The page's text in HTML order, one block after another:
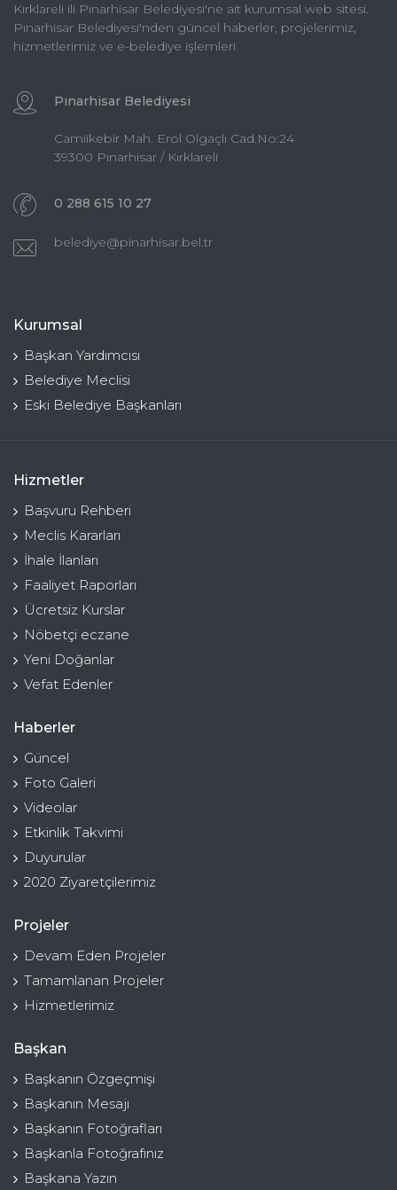
Kırklareli ili Pınarhisar Belediyesi'ne ait kurumsal web sitesi.
Pınarhisar Belediyesi'nden güncel haberler, projelerimiz,
hizmetlerimiz ve e-belediye işlemleri
Pınarhisar Belediyesi
Camiikebir Mah. Erol Olgaçlı Cad.No:24
39300 Pınarhisar / Kırklareli
0 288 615 10 27
belediye@pinarhisar.bel.tr
Kurumsal
Başkan Yardımcısı
Belediye Meclisi
Eski Belediye Başkanları
Hizmetler
Başvuru Rehberi
Meclis Kararları
İhale İlanları
Faaliyet Raporları
Ücretsiz Kurslar
Nöbetçi eczane
Yeni Doğanlar
Vefat Edenler
Haberler
Güncel
Foto Galeri
Videolar
Etkinlik Takvimi
Duyurular
2020 Ziyaretçilerimiz
Projeler
Devam Eden Projeler
Tamamlanan Projeler
Hizmetlerimiz
Başkan
Başkanın Özgeçmişi
Başkanın Mesajı
Başkanın Fotoğrafları
Başkanla Fotoğrafınız
Başkana Yazın